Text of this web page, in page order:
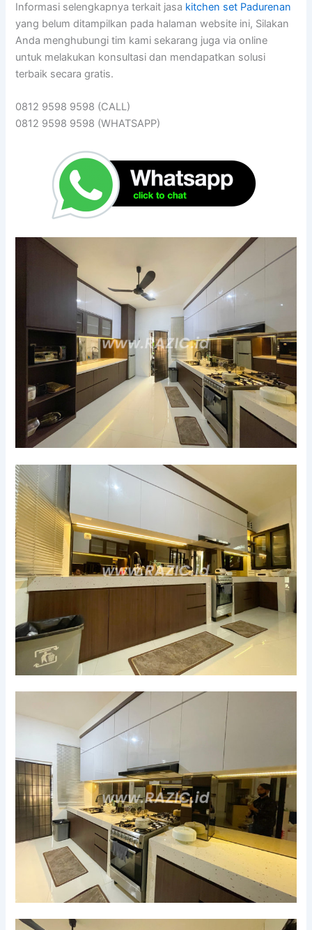
Informasi selengkapnya terkait jasa kitchen set Padurenan
yang belum ditampilkan pada halaman website ini, Silakan
Anda menghubungi tim kami sekarang juga via online
untuk melakukan konsultasi dan mendapatkan solusi
terbaik secara gratis.
0812 9598 9598 (CALL)
0812 9598 9598 (WHATSAPP)